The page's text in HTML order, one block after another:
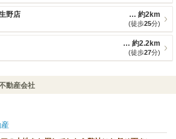
野店 約2km
(徒歩25分)
約2.2km
(徒歩27分)
動産会社